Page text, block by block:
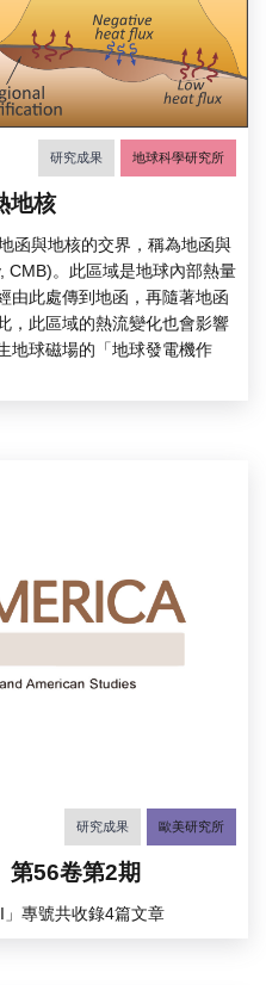
研究成果 地球科學研究所
地核
函與地核的交界，稱為地函與
。此區域是地球內部熱量
由此處傳到地函，再隨著地函
，此區域的熱流變化也會影響
地球磁場的「地球發電機作
研究成果 歐美研究所
第56卷第2期
專號共收錄4篇文章